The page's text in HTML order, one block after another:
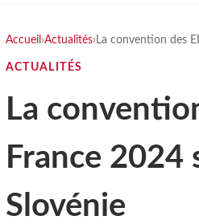
Accueil ›Actualités› La convention des
ACTUALITÉS
La
France 2024
Slovénie